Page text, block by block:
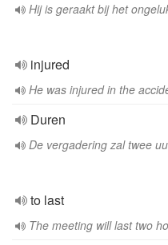
Hij is geraakt bij het
injured
He was injured in the
Duren
De vergadering zal twee
to last
The meeting will last two